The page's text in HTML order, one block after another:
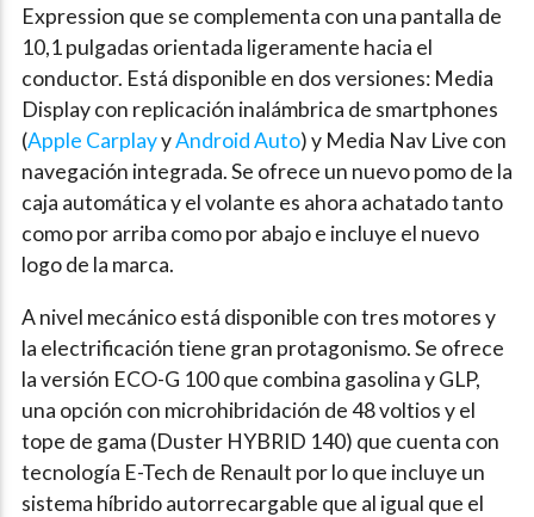
Expression que se complementa con una pantalla de
10,1 pulgadas orientada ligeramente hacia el
conductor. Está disponible en dos versiones: Media
Display con replicación inalámbrica de smartphones
(Apple CarplayyAndroid Auto) y Media Nav Live con
navegación integrada. Se ofrece un nuevo pomo de la
caja automática y el volante es ahora achatado tanto
como por arriba como por abajo e incluye el nuevo
logo de la marca.
A nivel mecánico está disponible con tres motores y
la electrificación tiene gran protagonismo. Se ofrece
la versión ECO-G 100 que combina gasolina y GLP,
una opción con microhibridación de 48 voltios y el
tope de gama (Duster HYBRID 140) que cuenta con
tecnología E-Tech de Renault por lo que incluye un
sistema híbrido autorrecargable que al igual que el